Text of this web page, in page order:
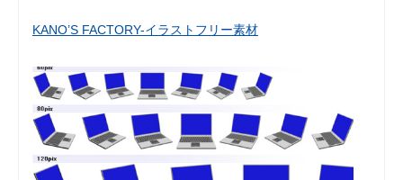
KANO’S FACTORY-イラストフリー素材